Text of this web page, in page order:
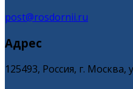
post@rosdornii.ru
Адрес
125493, Россия, г. Москва,